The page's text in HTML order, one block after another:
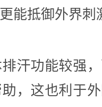
能抵御外界刺
汗功能较强
，这也利于